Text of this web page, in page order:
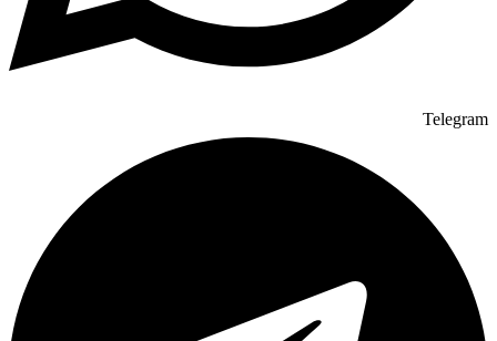
Telegram